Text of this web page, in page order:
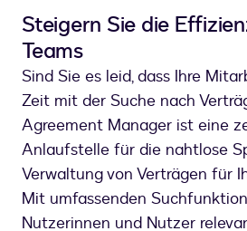
Steigern Sie die
Teams
Sind Sie es leid, dass Ihre
Zeit mit der Suche nach
Agreement Manager ist eine
Anlaufstelle für die nahtlose
Verwaltung von Verträgen für
Mit umfassenden
Nutzerinnen und Nutzer